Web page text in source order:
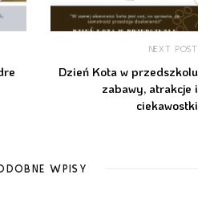
NEXT POST
Dzień Kota w przedszkolu
zabawy, atrakcje i
ciekawostki
WPISY